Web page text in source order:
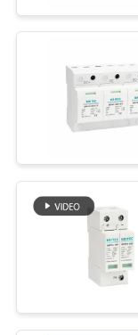
NOUS
VISITE
D'USINE
DE
QUALITÉ
CONTACT
type